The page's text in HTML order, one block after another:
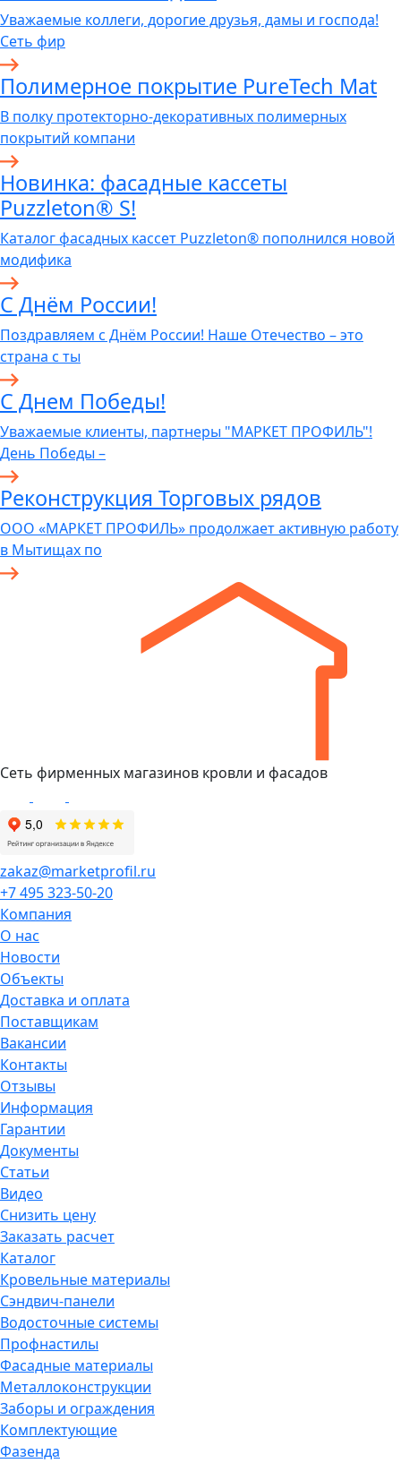
Уважаемые коллеги, дорогие друзья, дамы и господа!
Сеть фир
Полимерное покрытие PureTech Mat
В полку протекторно-декоративных полимерных
покрытий компани
Новинка: фасадные кассеты
Puzzleton® S!
Каталог фасадных кассет Puzzleton® пополнился новой
модифика
С Днём России!
Поздравляем с Днём России! Наше Отечество – это
страна с ты
С Днем Победы!
Уважаемые клиенты, партнеры "МАРКЕТ ПРОФИЛЬ"!
День Победы –
Реконструкция Торговых рядов
ООО «МАРКЕТ ПРОФИЛЬ» продолжает активную работу
в Мытищах по
Сеть фирменных магазинов кровли и фасадов
zakaz@marketprofil.ru
+7 495 323-50-20
Компания
О нас
Новости
Объекты
Доставка и оплата
Поставщикам
Вакансии
Контакты
Отзывы
Информация
Гарантии
Документы
Статьи
Видео
Снизить цену
Заказать расчет
Каталог
Кровельные материалы
Сэндвич-панели
Водосточные системы
Профнастилы
Фасадные материалы
Металлоконструкции
Заборы и ограждения
Комплектующие
Фазенда